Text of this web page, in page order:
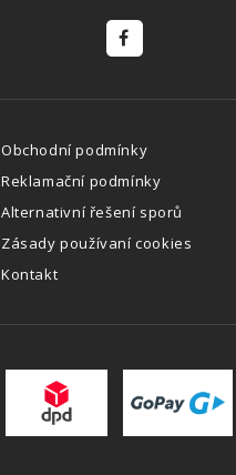
Obchodní podmínky
Reklamační podmínky
Alternativní řešení sporů
Zásady používaní cookies
Kontakt